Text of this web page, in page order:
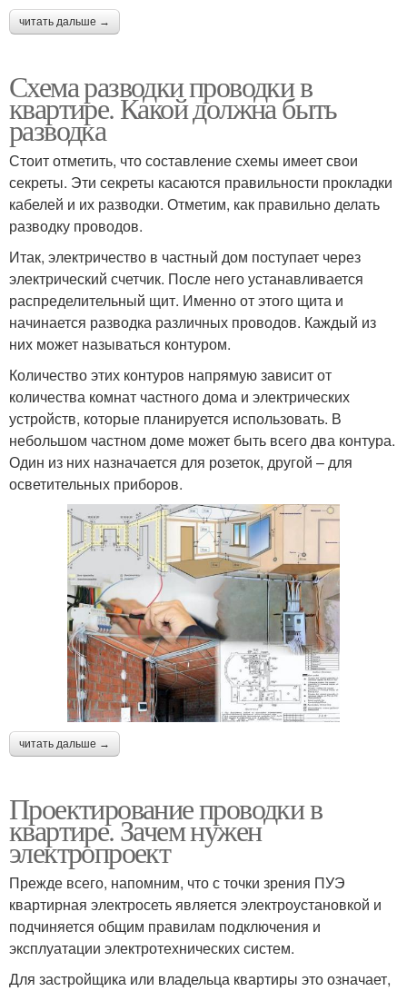
читать дальше →
Схема разводки проводки в
квартире. Какой должна быть
разводка
Стоит отметить, что составление схемы имеет свои
секреты. Эти секреты касаются правильности прокладки
кабелей и их разводки. Отметим, как правильно делать
разводку проводов.
Итак, электричество в частный дом поступает через
электрический счетчик. После него устанавливается
распределительный щит. Именно от этого щита и
начинается разводка различных проводов. Каждый из
них может называться контуром.
Количество этих контуров напрямую зависит от
количества комнат частного дома и электрических
устройств, которые планируется использовать. В
небольшом частном доме может быть всего два контура.
Один из них назначается для розеток, другой – для
осветительных приборов.
читать дальше →
Проектирование проводки в
квартире. Зачем нужен
электропроект
Прежде всего, напомним, что с точки зрения ПУЭ
квартирная электросеть является электроустановкой и
подчиняется общим правилам подключения и
эксплуатации электротехнических систем.
Для застройщика или владельца квартиры это означает,